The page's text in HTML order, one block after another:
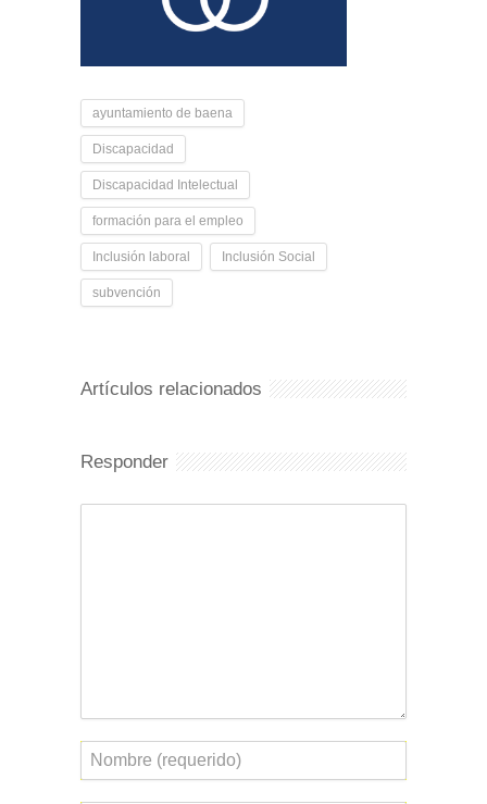
ayuntamiento de baena
Discapacidad
Discapacidad Intelectual
formación para el empleo
Inclusión laboral Inclusión Social
subvención
Artículos relacionados
Responder
Nombre